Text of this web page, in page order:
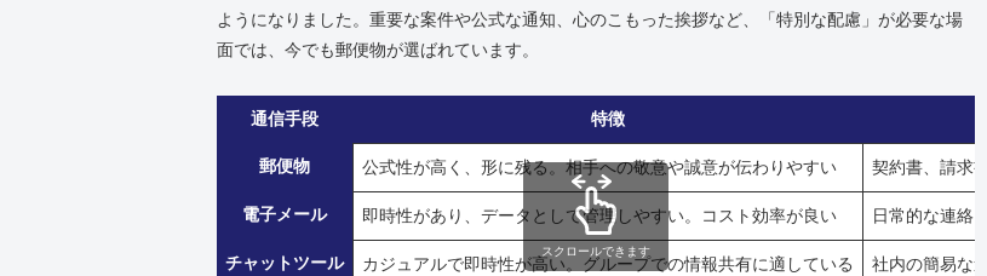
ようになりました。重要な案件や公式な通知、心のこもった挨拶など、「特別な配慮」が必要な場
面では、今でも郵便物が選ばれています。
通信手段 特徴
郵便物 公式性が高く、形に残る。相手への敬意や誠意が伝わりやすい 契約書、請求
電子メール 即時性があり、データとして管理しやすい。コスト効率が良い 日常的な連絡
チャットツール カジュアルで即時性が高い。グループでの情報共有に適している 社内の簡易な
スクロールできます